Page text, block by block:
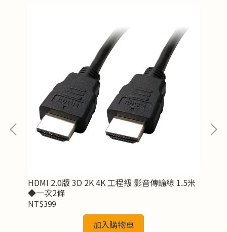
HDMI 2.0版 3D 2K 4K 工程級 影音傳輸線 1.5米
◆一次2條
NT$399
加入購物車